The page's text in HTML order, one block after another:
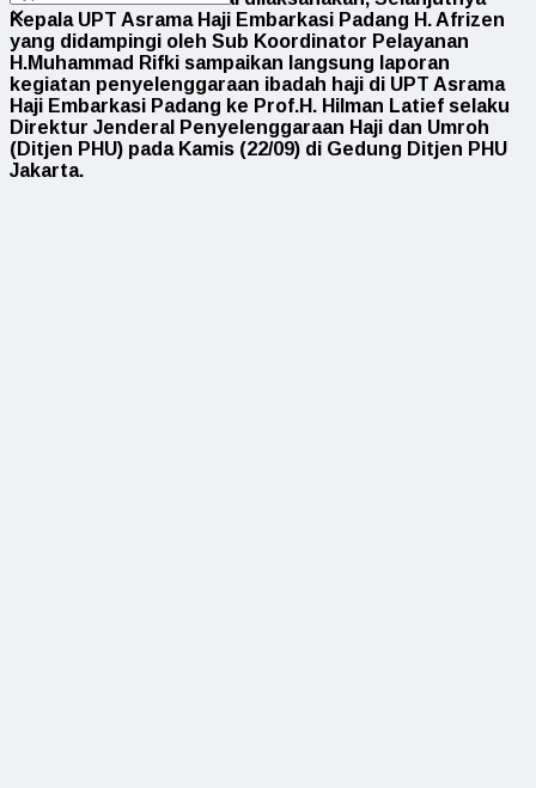
✕
Kepala UPT Asrama Haji Embarkasi Padang H. Afrizen
yang didampingi oleh Sub Koordinator Pelayanan
H.Muhammad Rifki sampaikan langsung laporan
kegiatan penyelenggaraan ibadah haji di UPT Asrama
Haji Embarkasi Padang ke Prof.H. Hilman Latief selaku
Direktur Jenderal Penyelenggaraan Haji dan Umroh
(Ditjen PHU) pada Kamis (22/09) di Gedung Ditjen PHU
Jakarta.